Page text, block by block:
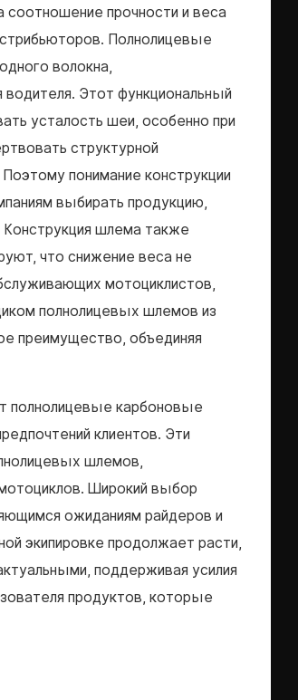
соотношение прочности и веса
Полнолицевые
волокна,
Этот функциональный
усталость шеи, особенно при
структурной
понимание конструкции
выбирать продукцию,
Конструкция шлема также
что снижение веса не
мотоциклистов,
полнолицевых шлемов из
преимущество, объединяя
полнолицевые карбоновые
клиентов. Эти
шлемов,
Широкий выбор
ожиданиям райдеров и
экипировке продолжает расти,
поддерживая усилия
продуктов, которые